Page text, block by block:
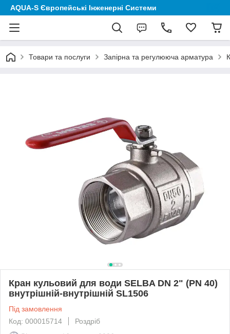
AQUA-S Європейські Інженерні Системи
Товари та послуги Запірна та регулююча арматура
Кран кульовий для води SELBA DN 2" (PN 40)
внутрішній-внутрішній SL1506
Під замовлення
Код: 000015714
Роздріб